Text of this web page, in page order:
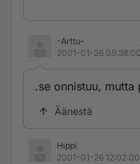
-Arttu-
2001-01-26 09:38:00
.se onnistuu, mutta
Äänestä
Hippi
2001-01-26 12:02:00